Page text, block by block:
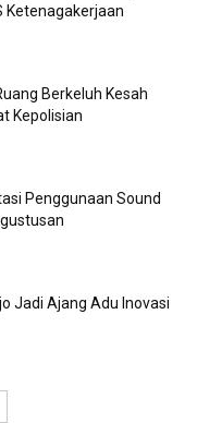
Ketenagakerjaan
Berkeluh Kesah
Kepolisian
Penggunaan Sound
Jadi Ajang Adu Inovasi